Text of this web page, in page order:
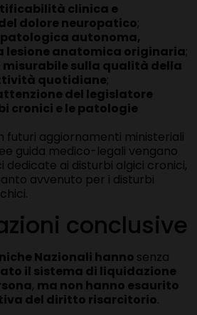
clinica e
dolore neuropatico;
autonoma,
lesione anatomica originaria;
sulla qualità della
quotidiane;
del legislatore
cronici e le patologie
futuri aggiornamenti ministeriali
guida medico-legali vengano
ai disturbi algici cronici,
avvenuto per i disturbi
conclusive
Nazionali hanno senza
il sistema di liquidazione
, ma non hanno esaurito
del diritto risarcitorio.